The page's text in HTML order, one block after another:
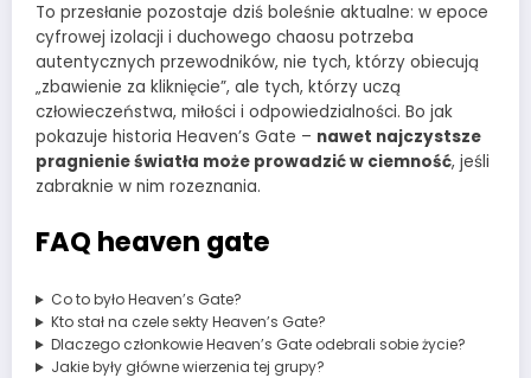
To przesłanie pozostaje dziś boleśnie aktualne: w epoce
cyfrowej izolacji i duchowego chaosu potrzeba
autentycznych przewodników, nie tych, którzy obiecują
„zbawienie za kliknięcie”, ale tych, którzy uczą
człowieczeństwa, miłości i odpowiedzialności. Bo jak
pokazuje historia Heaven’s Gate – nawet najczystsze
pragnienie światła może prowadzić w ciemność, jeśli
zabraknie w nim rozeznania.
FAQ heaven gate
Co to było Heaven’s Gate?
Kto stał na czele sekty Heaven’s Gate?
Dlaczego członkowie Heaven’s Gate odebrali sobie życie?
Jakie były główne wierzenia tej grupy?